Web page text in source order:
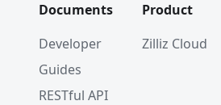
Documents
Developer
Guides
RESTful API
Product
Zilliz Cloud